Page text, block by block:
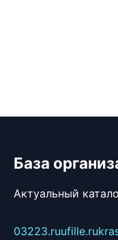
База
Актуальный
03223.ruufille.ru